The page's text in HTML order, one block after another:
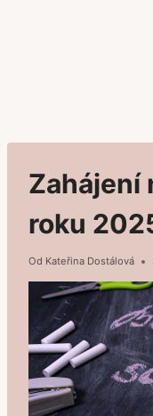
Zahájení
roku
Od Kateřina Dostálová